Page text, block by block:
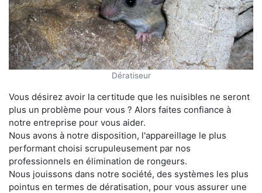
Dératiseur
Vous désirez avoir la certitude que les nuisibles ne seront
plus un problème pour vous ? Alors faites confiance à
notre entreprise pour vous aider.
Nous avons à notre disposition, l'appareillage le plus
performant choisi scrupuleusement par nos
professionnels en élimination de rongeurs.
Nous jouissons dans notre société, des systèmes les plus
pointus en termes de dératisation, pour vous assurer une